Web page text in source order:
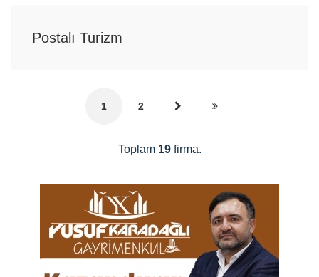
Postalı Turizm
1 2
Toplam 19firma.